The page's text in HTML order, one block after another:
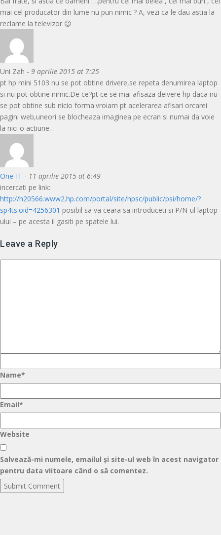
mai cel producator din lume nu pun nimic ? A, vezi ca le dau astia la
reclame la televizor 😉
Uni Zah - 9 aprilie 2015 at 7:25
pt hp mini 5103 nu se pot obtine drivere,se repeta denumirea laptop
si nu pot obtine nimic.De ce?pt ce se mai afisaza deivere hp daca nu
se pot obtine sub nicio forma.vroiam pt acelerarea afisari orcarei
pagini web,uneori se blocheaza imaginea pe ecran si numai da voie
la nici o actiune…
One-IT - 11 aprilie 2015 at 6:49
incercati pe link:
http://h20566.www2.hp.com/portal/site/hpsc/public/psi/home/?
sp4ts.oid=4256301 posibil sa va ceara sa introduceti si P/N-ul laptop-
ului – pe acesta il gasiti pe spatele lui.
Leave a Reply
Name*
Email*
Website
Salvează-mi numele, emailul și site-ul web în acest navigator
pentru data viitoare când o să comentez.